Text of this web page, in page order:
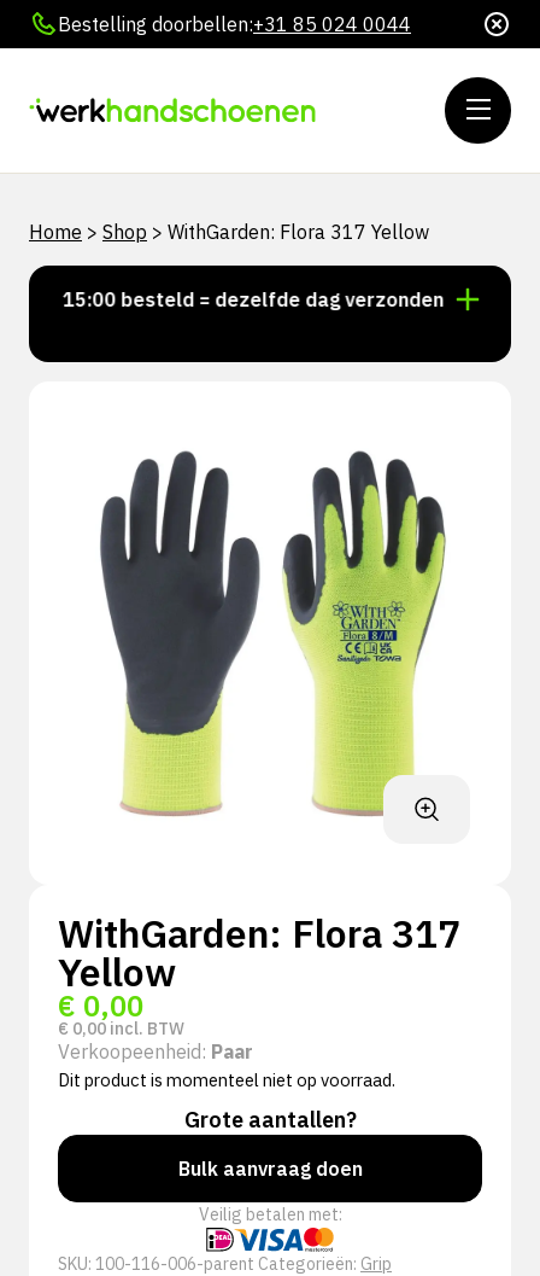
Bestelling doorbellen:+31 85 024 0044
Home > Shop > WithGarden: Flora 317 Yellow
15:00 besteld = dezelfde dag verzonden
WithGarden: Flora 317
Yellow
€ 0,00
€ 0,00 incl. BTW
Verkoopeenheid: Paar
Dit product is momenteel niet op voorraad.
Grote aantallen?
Bulk aanvraag doen
Veilig betalen met:
SKU: 100-116-006-parent Categorieën: Grip